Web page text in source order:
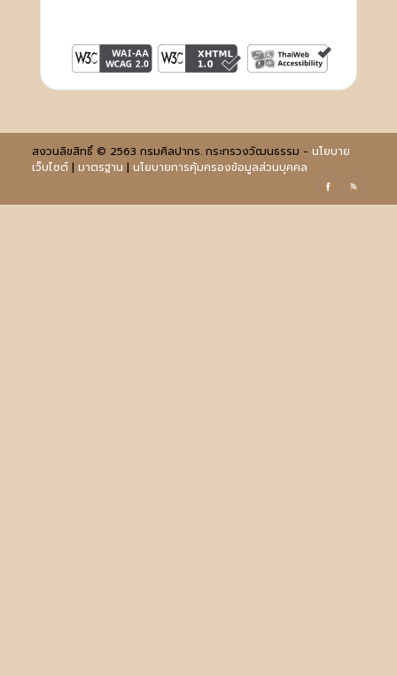
สงวนลิขสิทธิ์ © 2563 กรมศิลปากร. กระทรวงวัฒนธรรม - นโยบาย
เว็บไซต์| มาตรฐาน | นโยบายการคุ้มครองข้อมูลส่วนบุคคล